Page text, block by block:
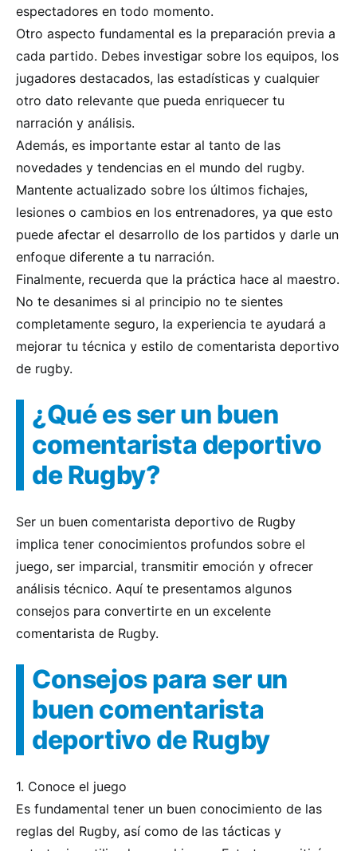
espectadores en todo momento.
Otro aspecto fundamental es la preparación previa a
cada partido. Debes investigar sobre los equipos, los
jugadores destacados, las estadísticas y cualquier
otro dato relevante que pueda enriquecer tu
narración y análisis.
Además, es importante estar al tanto de las
novedades y tendencias en el mundo del rugby.
Mantente actualizado sobre los últimos fichajes,
lesiones o cambios en los entrenadores, ya que esto
puede afectar el desarrollo de los partidos y darle un
enfoque diferente a tu narración.
Finalmente, recuerda que la práctica hace al maestro.
No te desanimes si al principio no te sientes
completamente seguro, la experiencia te ayudará a
mejorar tu técnica y estilo de comentarista deportivo
de rugby.
¿Qué es ser un buen
comentarista deportivo
de Rugby?
Ser un buen comentarista deportivo de Rugby
implica tener conocimientos profundos sobre el
juego, ser imparcial, transmitir emoción y ofrecer
análisis técnico. Aquí te presentamos algunos
consejos para convertirte en un excelente
comentarista de Rugby.
Consejos para ser un
buen comentarista
deportivo de Rugby
1. Conoce el juego
Es fundamental tener un buen conocimiento de las
reglas del Rugby, así como de las tácticas y